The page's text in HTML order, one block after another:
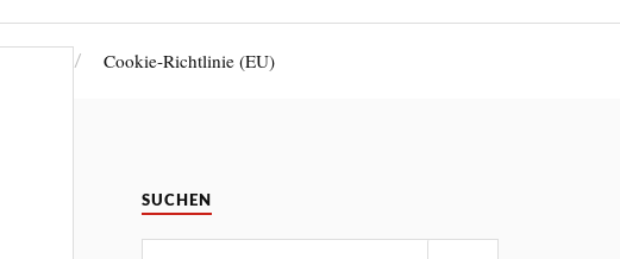
Cookie-Richtlinie (EU)
SUCHEN